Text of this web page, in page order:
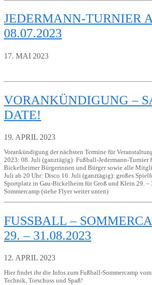
JEDERMANN-TURNIER
08.07.2023
17. MAI 2023
VORANKÜNDIGUNG –
DATE!
19. APRIL 2023
Vorankündigung der nächsten Termine für
2023: 08. Juli (ganztägig): Fußball-Jedermann-Turnier
Bickelheimer Bürgerinnen und Bürger sowie alle
Juli ab 20 Uhr: Disco 16. Juli (ganztägig): großes
Sportplatz in Gau-Bickelheim für Groß und Klein 29. –
Sommercamp (siehe Flyer weiter unten)
FUSSBALL –
9. – 31.08.2023
12. APRIL 2023
Hier findet ihr die Infos zum Fußball-Sommercamp
Technik, Torschuss und Spaß!